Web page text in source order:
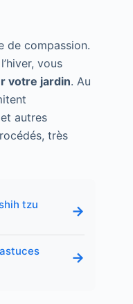
de compassion.
vous
votre jardin. Au
autres
très
tzu
→
→